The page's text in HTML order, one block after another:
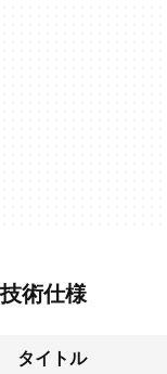
技術仕様
タイトル